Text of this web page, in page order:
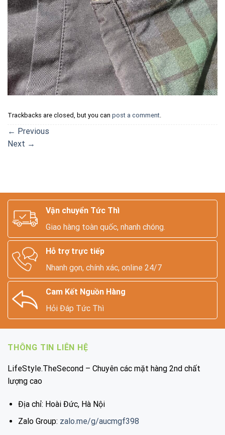
Trackbacks are closed, but you can post a comment.
← Previous
Next →
Vận chuyển Tức Thì
Giao hàng toàn quốc, nhanh chóng.
Hỗ trợ trực tiếp
Nhanh gọn, chính xác, online 24/7
Cam Kết Nguồn Hàng
Hỏi Đáp Tức Thì
THÔNG TIN LIÊN HỆ
LifeStyle.TheSecond – Chuyên các mặt hàng 2nd chất
lượng cao
Địa chỉ: Hoài Đức, Hà Nội
Zalo Group: zalo.me/g/aucmgf398